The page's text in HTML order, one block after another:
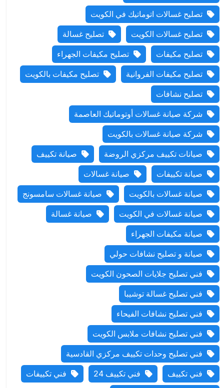
تصليح غسالات اتوماتيك في الكويت
تصليح غسالات الكويت
تصليح غسالة
تصليح مكيفات
تصليح مكيفات الجهراء
تصليح مكيفات الفروانية
تصليح مكيفات بالكويت
تصليح نشافات
شركة صيانة غسالات أوتوماتيك العاصمة
شركة صيانة غسالات بالكويت
صيانات تكييف مركزي الروضة
صيانة تكييف
صيانة تكييفات
صيانة غسالات
صيانة غسالات بالكويت
صيانة غسالات سامسونج
صيانة غسالات في الكويت
صيانة غسالة
صيانة مكيفات الجهراء
صيانة و تصليح نشافات حولي
فني تصليح جلايات الصحون الكويت
فني تصليح غسالة توشيبا
فني تصليح نشافات الفيحاء
فني تصليح نشافات ملابس الكويت
فني تصليح وحدات تكييف مركزي القادسية
فني تكييف
فني تكييف 24
فني تكييفات